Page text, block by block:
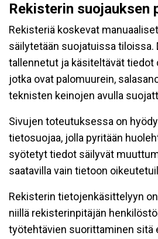
Rekisterin suojauksen
Rekisteriä koskevat
säilytetään suojatuissa tiloissa.
tallennetut ja käsiteltävät tiedot
jotka ovat palomuurein,
teknisten keinojen avulla
Sivujen toteutuksessa on
tietosuojaa, jolla pyritään
syötetyt tiedot säilyvät
saatavilla vain tietoon
Rekisterin tietojenkäsittelyyn
niillä rekisterinpitäjän
työtehtävien suorittaminen sitä